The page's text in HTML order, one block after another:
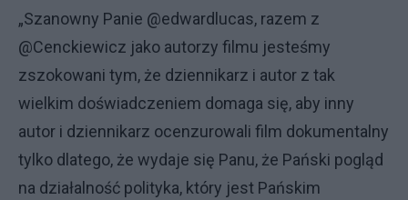
„Szanowny Panie @edwardlucas, razem z
@Cenckiewicz jako autorzy filmu jesteśmy
zszokowani tym, że dziennikarz i autor z tak
wielkim doświadczeniem domaga się, aby inny
autor i dziennikarz ocenzurowali film dokumentalny
tylko dlatego, że wydaje się Panu, że Pański pogląd
na działalność polityka, który jest Pańskim